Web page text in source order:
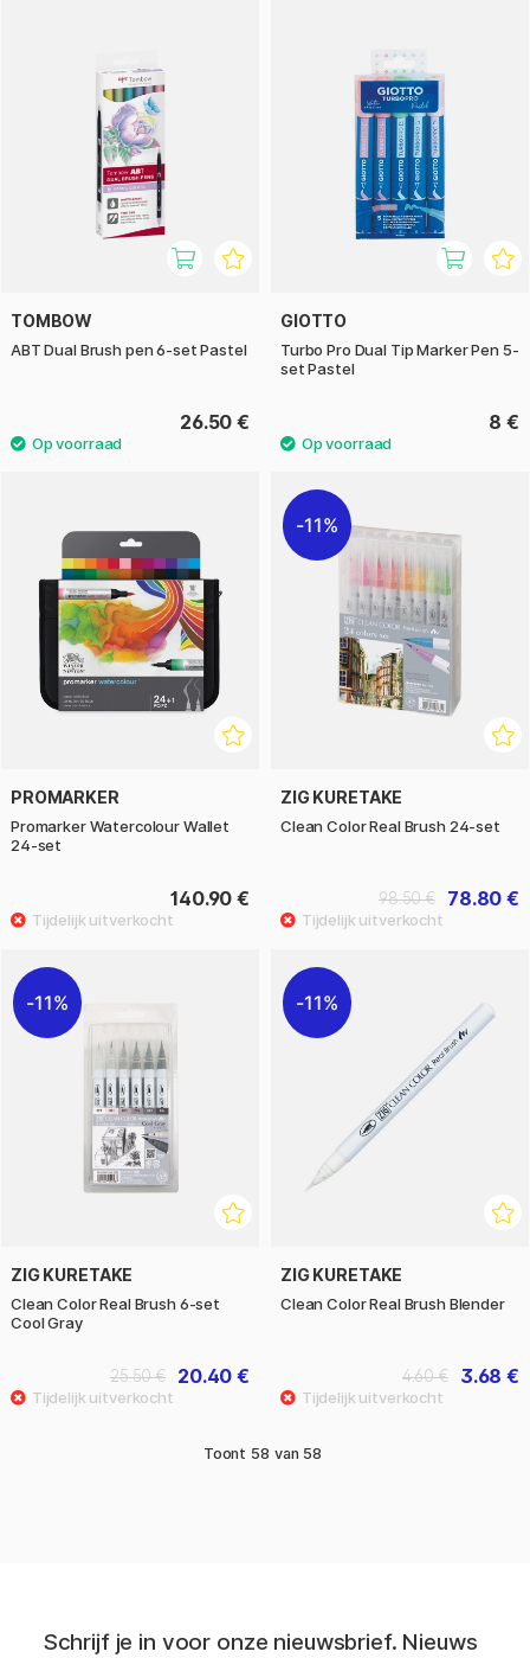
TOMBOW
ABT Dual Brush pen 6-set Pastel
26.50 €
GIOTTO
Turbo Pro Dual Tip Marker Pen 5-
set Pastel
8 €
PROMARKER
Promarker Watercolour Wallet
24-set
140.90 €
11%
ZIG KURETAKE
Clean Color Real Brush 24-set
78.80 €
98.50 €
11%
ZIG KURETAKE
Clean Color Real Brush 6-set
Cool Gray
20.40 €
25.50 €
11%
ZIG KURETAKE
Clean Color Real Brush Blender
3.68 €
4.60 €
Toont 58 van 58
Schrijf je in voor onze nieuwsbrief. Nieuws